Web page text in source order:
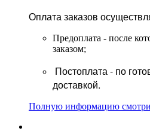
Оплата заказов
Предоплата - после
заказом;
Постоплата - по
доставкой.
Полную информацию